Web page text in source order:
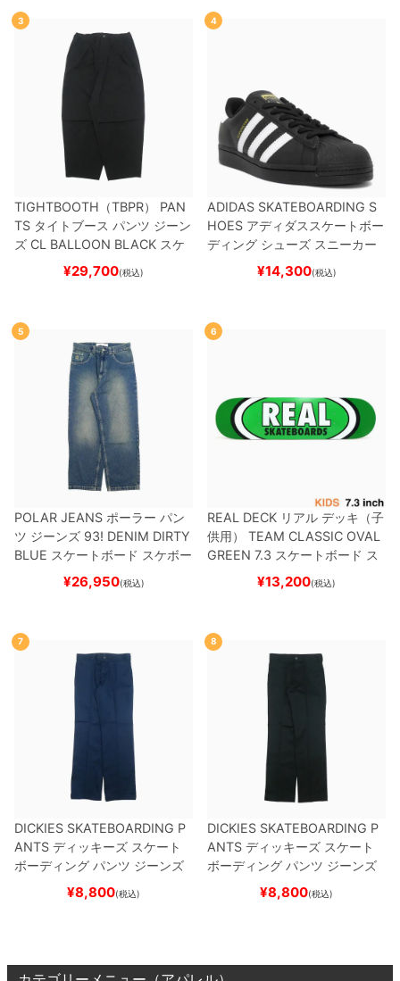
3
TIGHTBOOTH（TBPR） PAN
TS タイトブース パンツ ジーン
ズ CL BALLOON BLACK スケ
ートボード スケボー
¥29,700(税込)
4
ADIDAS SKATEBOARDING S
HOES アディダススケートボー
ディング シューズ スニーカー
スーパースター SUPERSTAR A
BLACK/WHITE/WHITE
ー
¥14,300(税込)
5
POLAR JEANS ポーラー パン
ツ ジーンズ 93! DENIM DIRTY
BLUE スケートボード スケボー
¥26,950(税込)
6
REAL DECK リアル デッキ（子
供用）
TEAM CLASSIC OVAL
GREEN 7.3 スケートボード ス
¥13,200(税込)
7
DICKIES SKATEBOARDING P
ANTS ディッキーズ スケート
ボーディング パンツ ジーンズ
SLIM FIT 30 LENGTH
スケートボード スケボ
¥8,800(税込)
8
DICKIES SKATEBOARDING P
ANTS ディッキーズ スケート
ボーディング パンツ ジーンズ
SLIM FIT 30 LENGTH
スケートボード スケボー
¥8,800(税込)